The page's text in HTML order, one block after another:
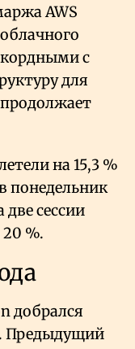
AWS
с
для
на 15,3 %
понедельник
две сессии
20 %.
добрался
Предыдущий